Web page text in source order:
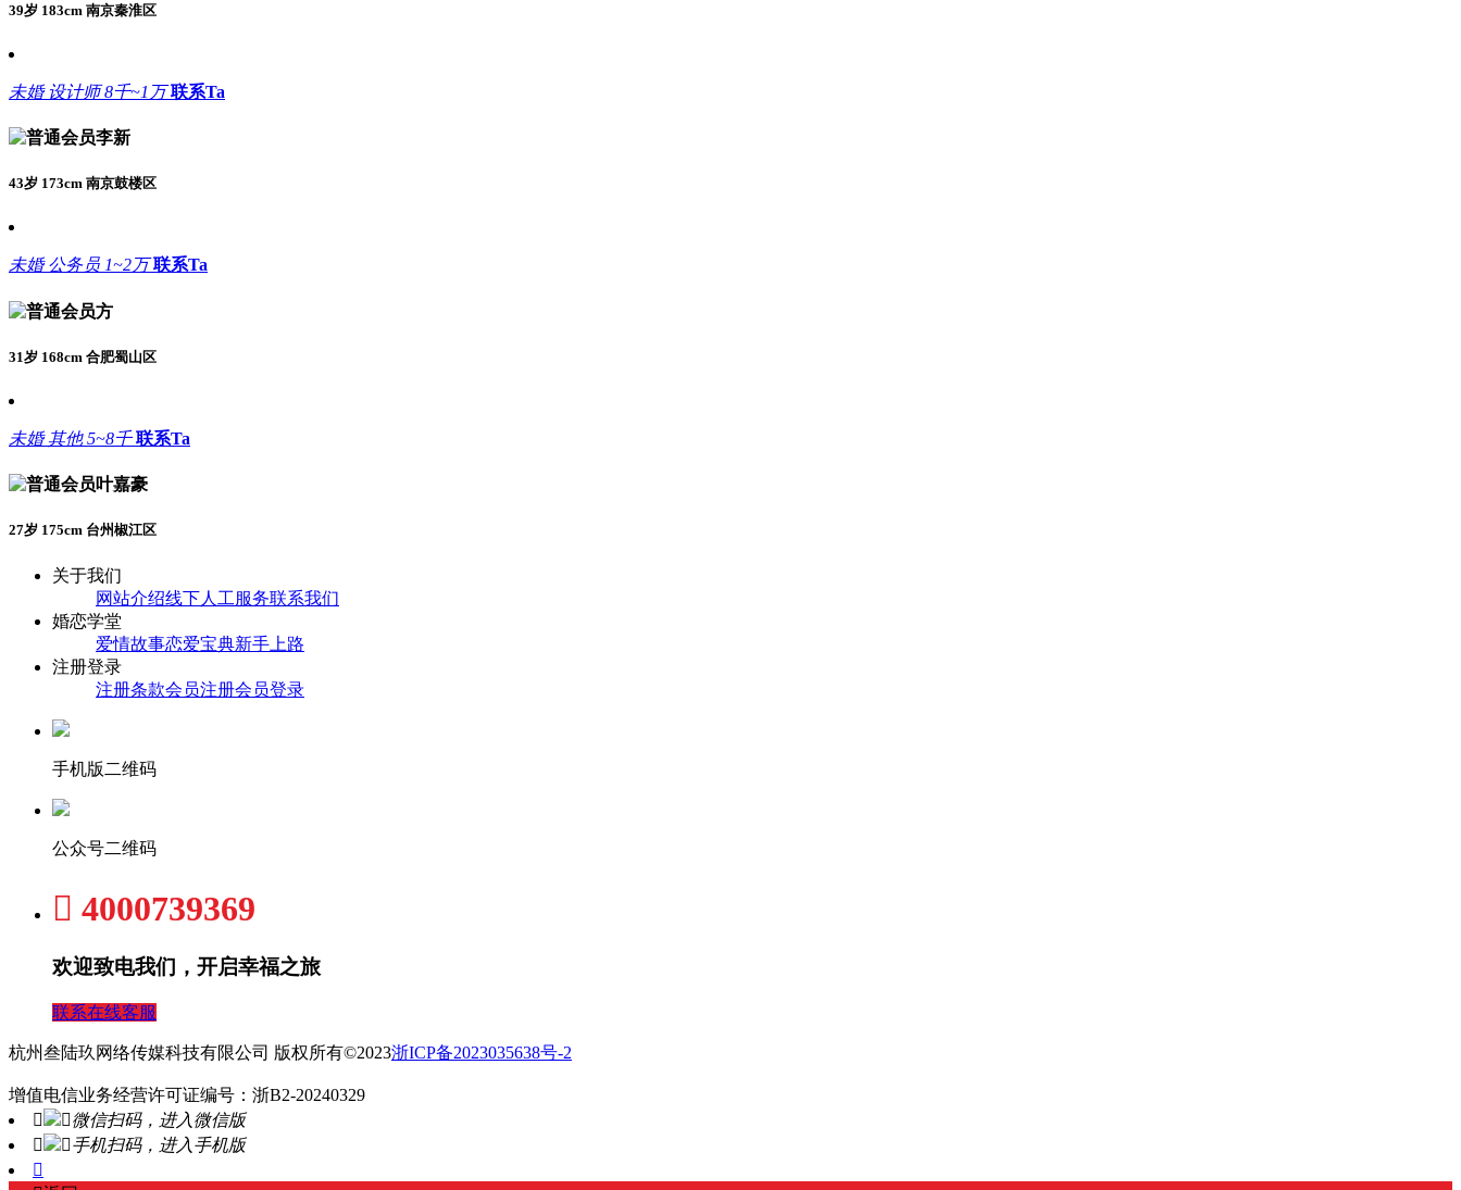
39岁 183cm 南京秦淮区
未婚 设计师8千~1万联系Ta
李新
43岁 173cm 南京鼓楼区
未婚公务员 1~2万联系Ta
方
31岁 168cm 合肥蜀山区
未婚其他5~8千联系Ta
叶嘉豪
27岁 175cm 台州椒江区
关于我们
网站介绍线下人工服务联系我们
婚恋学堂
爱情故事恋爱宝典新手上路
注册登录
注册条款会员注册会员登录
手机版二维码
公众号二维码
 4000739369
欢迎致电我们，开启幸福之旅
联系在线客服
杭州叁陆玖网络传媒科技有限公司 版权所有©2023浙ICP备2023035638号-2
增值电信业务经营许可证编号：浙B2-20240329

微信扫码，进入微信版

手机扫码，进入手机版
